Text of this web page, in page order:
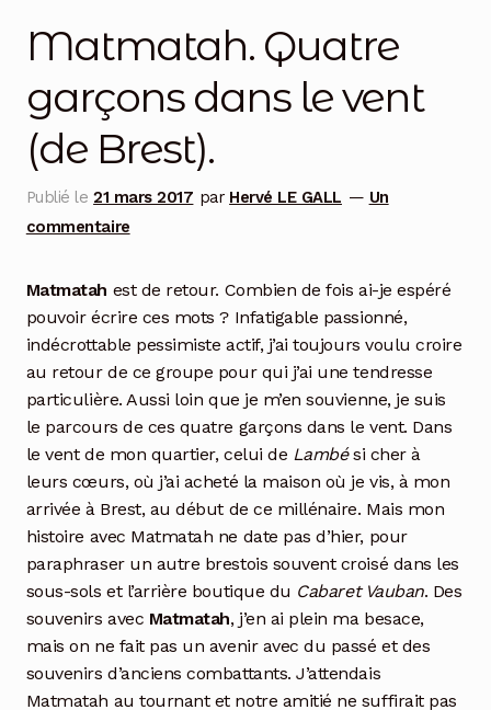
Matmatah. Quatre
garçons dans le vent
(de Brest).
Publié le21 mars 2017 par Hervé LE GALL — Un
commentaire
Matmatah est de retour. Combien de fois ai-je espéré
pouvoir écrire ces mots ? Infatigable passionné,
indécrottable pessimiste actif, j’ai toujours voulu croire
au retour de ce groupe pour qui j’ai une tendresse
particulière. Aussi loin que je m’en souvienne, je suis
le parcours de ces quatre garçons dans le vent. Dans
le vent de mon quartier, celui de Lambési cher à
leurs cœurs, où j’ai acheté la maison où je vis, à mon
arrivée à Brest, au début de ce millénaire. Mais mon
histoire avec Matmatah ne date pas d’hier, pour
paraphraser un autre brestois souvent croisé dans les
sous-sols et l’arrière boutique du Cabaret Vauban. Des
souvenirs avec Matmatah, j’en ai plein ma besace,
mais on ne fait pas un avenir avec du passé et des
souvenirs d’anciens combattants. J’attendais
Matmatah au tournant et notre amitié ne suffirait pas